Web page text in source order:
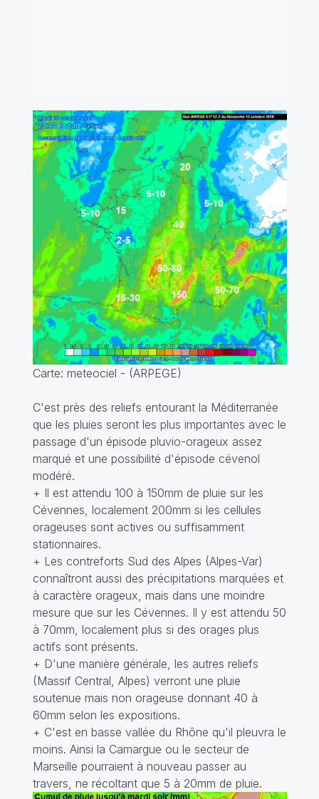
Carte: meteociel - (ARPEGE)
C'est près des reliefs entourant la Méditerranée
que les pluies seront les plus importantes avec le
passage d'un épisode pluvio-orageux assez
marqué et une possibilité d'épisode cévenol
modéré.
+ Il est attendu 100 à 150mm de pluie sur les
Cévennes, localement 200mm si les cellules
orageuses sont actives ou suffisamment
stationnaires.
+ Les contreforts Sud des Alpes (Alpes-Var)
connaîtront aussi des précipitations marquées et
à caractère orageux, mais dans une moindre
mesure que sur les Cévennes. Il y est attendu 50
à 70mm, localement plus si des orages plus
actifs sont présents.
+ D'une manière générale, les autres reliefs
(Massif Central, Alpes) verront une pluie
soutenue mais non orageuse donnant 40 à
60mm selon les expositions.
+ C'est en basse vallée du Rhône qu'il pleuvra le
moins. Ainsi la Camargue ou le secteur de
Marseille pourraient à nouveau passer au
travers, ne récoltant que 5 à 20mm de pluie.